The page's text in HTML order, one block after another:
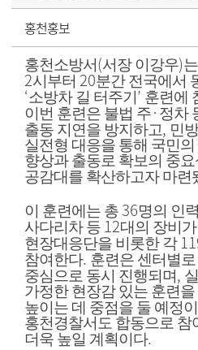
홍천홍보
홍천소방서(서장 이강우)
2시부터 20분간 전국에서
‘소방차 길 터주기 ’훈련에
이번 훈련은 불법 주·정차
출동 지연을 방지하고,민
실전형 대응을 통해 국민
향상과 출동로 확보의 중
공감대를 확산하고자 마련
이 훈련에는 총 36명의 인
사다리차 등 12대의 장비
현장대응단을 비롯한 각
참여한다.훈련은 센터별
중심으로 동시 진행되며,
가정한 현장감 있는 훈련
높이는 데 중점을 둘 예정
홍천경찰서도 합동으로 참
더욱 높일 계획이다.